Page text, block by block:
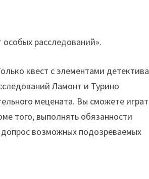
расследований».
квест с элементами
Ламонт и Турино
мецената. Вы сможете
того, выполнять обязанности
возможных подозреваемых